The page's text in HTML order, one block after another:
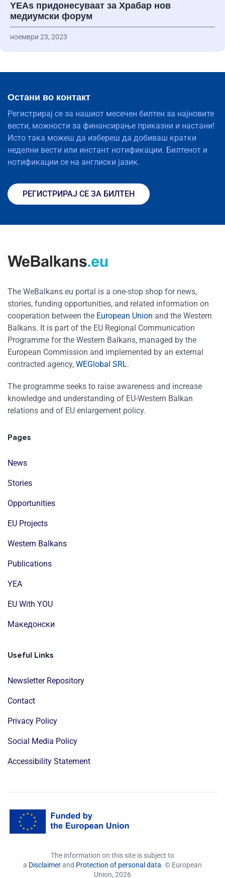
YEAs придонесуваат за Храбар нов
медиумски форум
ноември 23, 2023
Остани во контакт
Регистрирај се за нашиот месечен билтен за најновите
вести, можности за финансирање приказни и настани!
Исто така можеш да избереш да добиваш кратки
неделни вести или инстант нотификации. Билтенот и
нотификации се на англиски јазик.
РЕГИСТРИРАЈ СЕ ЗА БИЛТЕН
The WeBalkans.eu portal is a one-stop shop for news,
stories, funding opportunities, and related information on
cooperation between the European Union and the Western
Balkans. It is part of the EU Regional Communication
Programme for the Western Balkans, managed by the
European Commission and implemented by an external
contracted agency, WEGlobal SRL.
The programme seeks to raise awareness and increase
knowledge and understanding of EU-Western Balkan
relations and of EU enlargement policy.
Pages
News
Stories
Opportunities
EU Projects
Western Balkans
Publications
YEA
EU With YOU
Mакедонски
Useful Links
Newsletter Repository
Contact
Privacy Policy
Social Media Policy
Accessibility Statement
The information on this site is subject to
a Disclaimerand Protection of personal data. © European
Union, 2026